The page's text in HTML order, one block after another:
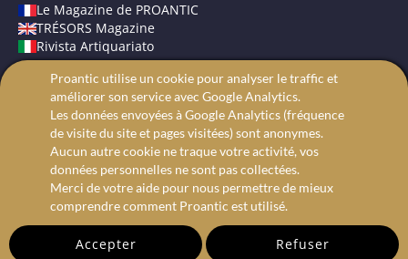
Le Magazine de PROANTIC
TRÉSORS Magazine
Rivista Artiquariato
CONDITIONS GÉNÉRALES
Mentions légales
Protection des données
Recherche avancée
Proantic utilise un cookie pour analyser le traffic et
améliorer son service avec Google Analytics.
Les données envoyées à Google Analytics (fréquence
de visite du site et pages visitées) sont anonymes.
Aucun autre cookie ne traque votre activité, vos
données personnelles ne sont pas collectées.
Merci de votre aide pour nous permettre de mieux
comprendre comment Proantic est utilisé.
Accepter Refuser